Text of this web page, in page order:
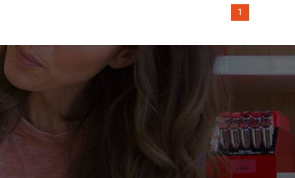
1